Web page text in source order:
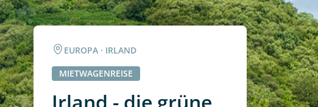
EUROPA · IRLAND
MIETWAGENREISE